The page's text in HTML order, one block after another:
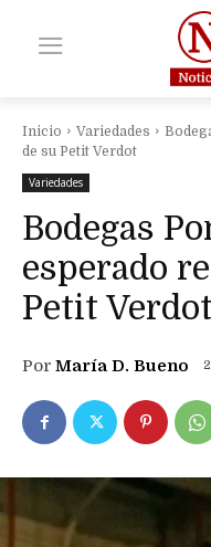
Inicio Variedades
de su Petit Verdot
Variedades
Bodegas
esperado
Petit Verdot
Por María D. Bueno